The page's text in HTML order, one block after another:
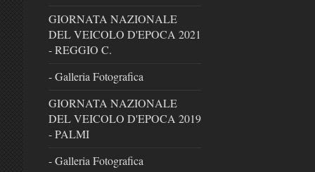
GIORNATA NAZIONALE
DEL VEICOLO D'EPOCA 2021
- REGGIO C.
- Galleria Fotografica
GIORNATA NAZIONALE
DEL VEICOLO D'EPOCA 2019
- PALMI
- Galleria Fotografica